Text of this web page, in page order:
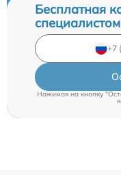
Бесплатная
специалистом
Нажимая на кнопку